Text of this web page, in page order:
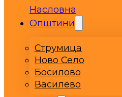
Насловна
Општини
Струмица
Ново Село
Босилово
Василево